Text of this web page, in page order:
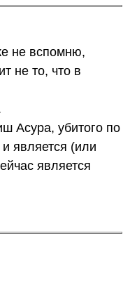
не вспомню,
не то, что в
Асура, убитого по
является (или
является